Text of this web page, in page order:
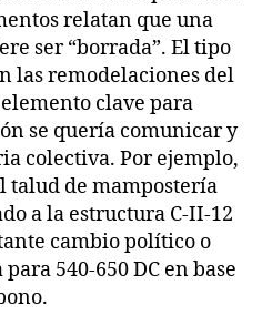
relatan que una
ser “borrada”. El tipo
las remodelaciones del
clave para
se quería comunicar y
colectiva. Por ejemplo,
talud de mampostería
a la estructura C-II-12
cambio político o
540-650 DC en base